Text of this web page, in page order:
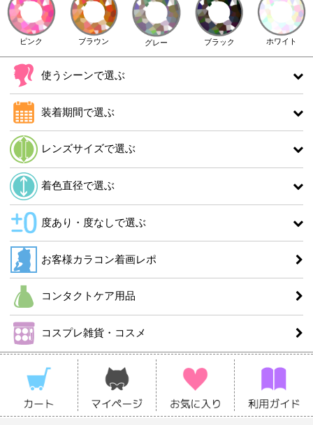
ピンク ブラウン グレー ブラック ホワイト
使うシーンで選ぶ
装着期間で選ぶ
レンズサイズで選ぶ
着色直径で選ぶ
度あり・度なしで選ぶ
お客様カラコン着画レポ
コンタクトケア用品
コスプレ雑貨・コスメ